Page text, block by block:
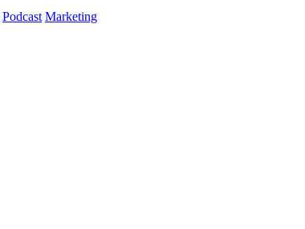
Podcast Marketing